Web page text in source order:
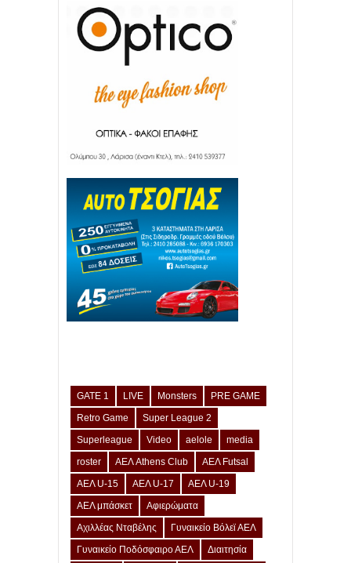
GATE 1 LIVE Monsters
PRE GAME
Retro Game
Super League 2
Superleague
Video aelole
media
roster
ΑΕΛ Athens Club
ΑΕΛ Futsal
ΑΕΛ U-15
ΑΕΛ U-17
ΑΕΛ U-19
ΑΕΛ μπάσκετ
Αφιερώματα
Αχιλλέας Νταβέλης
Γυναικείο Βόλεϊ ΑΕΛ
Γυναικείο Ποδόσφαιρο ΑΕΛ
Διαιτησία